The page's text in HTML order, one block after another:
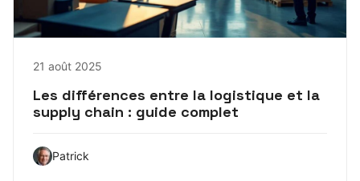
21 août 2025
Les différences entre la logistique et la
supply chain : guide complet
Patrick